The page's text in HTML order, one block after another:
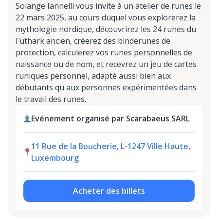
Solange Iannelli vous invite à un atelier de runes le
22 mars 2025, au cours duquel vous explorerez la
mythologie nordique, découvrirez les 24 runes du
Futhark ancien, créerez des binderunes de
protection, calculerez vos runes personnelles de
naissance ou de nom, et recevrez un jeu de cartes
runiques personnel, adapté aussi bien aux
débutants qu'aux personnes expérimentées dans
le travail des runes.
Evénement organisé par Scarabaeus SARL
11 Rue de la Boucherie, L-1247 Ville Haute,
Luxembourg
Acheter des billets